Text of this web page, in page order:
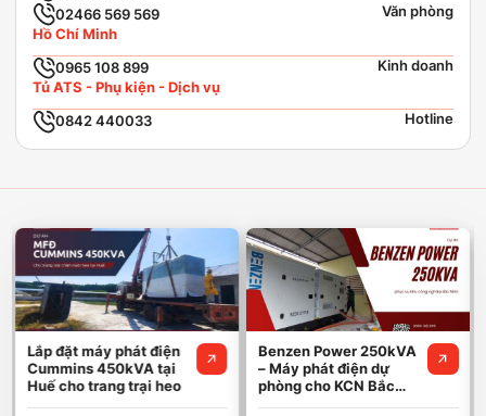
02466 569 569
Văn phòng
Hồ Chí Minh
0965 108 899
Kinh doanh
Tủ ATS - Phụ kiện - Dịch vụ
0842 440033 Hotline
Lắp đặt máy phát điện
Cummins 450kVA tại
Huế cho trang trại heo
Benzen Power 250kVA
– Máy phát điện dự
phòng cho KCN Bắc
Ninh